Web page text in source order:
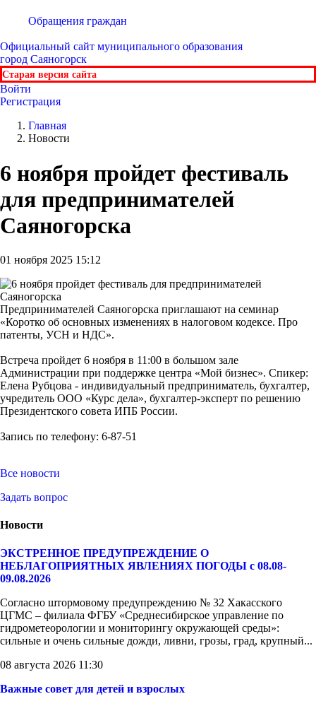
Обращения граждан
Официальный сайт муниципального образования
город Саяногорск
Старая версия сайта
Войти
Регистрация
Главная
Новости
6 ноября пройдет фестиваль
для предпринимателей
Саяногорска
01 ноября 2025 15:12
Предпринимателей Саяногорска приглашают на семинар
«Коротко об основных изменениях в налоговом кодексе. Про
патенты, УСН и НДС».
Встреча пройдет 6 ноября в 11:00 в большом зале
Администрации при поддержке центра «Мой бизнес». Спикер:
Елена Рубцова - индивидуальный предприниматель, бухгалтер,
учредитель ООО «Курс дела», бухгалтер-эксперт по решению
Президентского совета ИПБ России.
Запись по телефону: 6-87-51
Все новости
Задать вопрос
Новости
ЭКСТРЕННОЕ ПРЕДУПРЕЖДЕНИЕ О
НЕБЛАГОПРИЯТНЫХ ЯВЛЕНИЯХ ПОГОДЫ с 08.08-
09.08.2026
Согласно штормовому предупреждению № 32 Хакасского
ЦГМС – филиала ФГБУ «Среднесибирское управление по
гидрометеорологии и мониторингу окружающей среды»:
сильные и очень сильные дожди, ливни, грозы, град, крупный...
08 августа 2026 11:30
Важные совет для детей и взрослых